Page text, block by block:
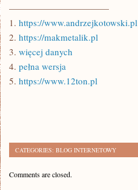
———————————
1. https://www.andrzejkotowski.pl
2. https://makmetalik.pl
3. więcej danych
4. pełna wersja
5. https://www.12ton.pl
CATEGORIES: BLOG INTERNETOWY
Comments are closed.